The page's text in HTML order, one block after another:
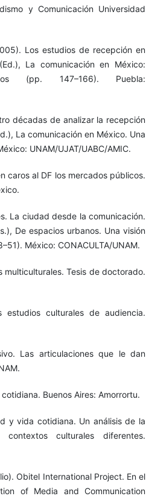
y Comunicación Universidad
Los estudios de recepción en
La comunicación en México:
(pp. 147–166). Puebla:
décadas de analizar la recepción
La comunicación en México. Una
UNAM/UJAT/UABC/AMIC.
caros al DF los mercados públicos.
La ciudad desde la comunicación.
De espacios urbanos. Una visión
México: CONACULTA/UNAM.
Tesis de doctorado.
culturales de audiencia.
Las articulaciones que le dan
Buenos Aires: Amorrortu.
y vida cotidiana. Un análisis de la
culturales diferentes.
Obitel International Project. En el
of Media and Communication